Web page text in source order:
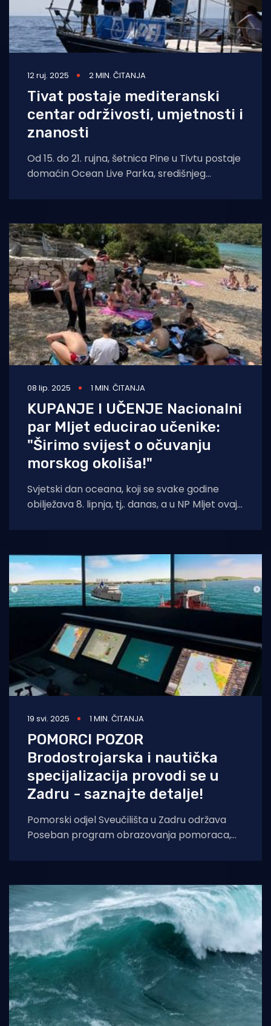
12 ruj. 2025 2 MIN. ČITANJA
Tivat postaje mediteranski
centar održivosti, umjetnosti i
znanosti
Od 15. do 21. rujna, šetnica Pine u Tivtu postaje
domaćin Ocean Live Parka, središnjeg
08 lip. 2025 1 MIN. ČITANJA
KUPANJE I UČENJE Nacionalni
par Mljet educirao učenike:
"Širimo svijest o očuvanju
morskog okoliša!"
Svjetski dan oceana, koji se svake godine
obilježava 8. lipnja, tj,. danas, a u NP Mljet ovaj
19 svi. 2025 1 MIN. ČITANJA
POMORCI POZOR
Brodostrojarska i nautička
specijalizacija provodi se u
Zadru - saznajte detalje!
Pomorski odjel Sveučilišta u Zadru održava
Poseban program obrazovanja pomoraca,
svjedodžbama o osposobljenosti pomoraca.